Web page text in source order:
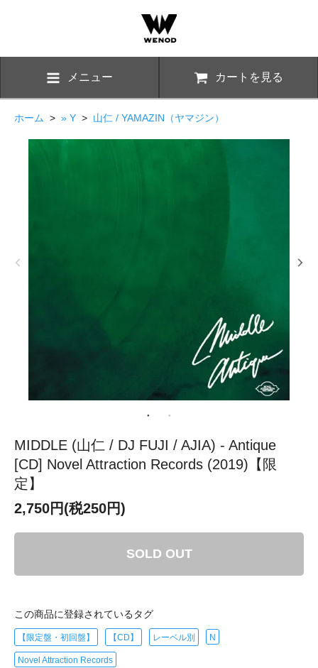
メニュー カートを見る
ホーム > » Y > 山仁 / YAMAZIN（ヤマジン）
MIDDLE (山仁 / DJ FUJI / AJIA) - Antique
[CD] Novel Attraction Records (2019)【限
定】
2,750円(税250円)
SOLD OUT
この商品に登録されているタグ
【限定盤・初回盤】 【CD】 レーベル別 N
Novel Attraction Records